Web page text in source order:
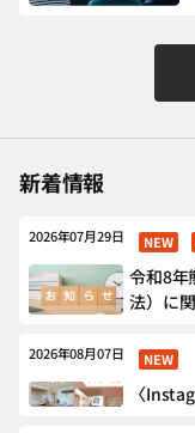
新着情報
2026年07月29日 NEW
令和8年
法）に
2026年08月07日 NEW
〈